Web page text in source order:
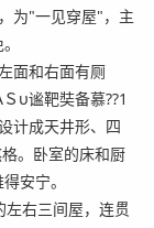
为"一见穿屋"，主
面和右面有厕
υ谧靶奘备慕??1
计成天井形、四
。卧室的床和厨
安宁。
右三间屋，连贯